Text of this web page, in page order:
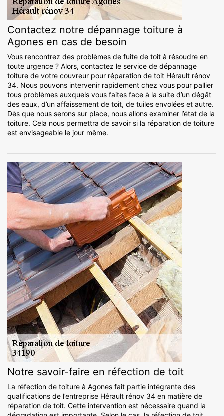
Contactez notre dépannage toiture à
Agones en cas de besoin
Vous rencontrez des problèmes de fuite de toit à résoudre en
toute urgence ? Alors, contactez le service de dépannage
toiture de votre couvreur pour réparation de toit Hérault rénov
34. Nous pouvons intervenir rapidement chez vous pour pallier
tous problèmes auxquels vous faites face à la suite d’un dégât
des eaux, d’un affaissement de toit, de tuiles envolées et autre.
Dès que nous serons sur place, nous allons examiner l’état de la
toiture. Cela nous permettra de savoir si la réparation de toiture
est envisageable le jour même.
Notre savoir-faire en réfection de toit
La réfection de toiture à Agones fait partie intégrante des
qualifications de l’entreprise Hérault rénov 34 en matière de
réparation de toit. Cette intervention est nécessaire quand la